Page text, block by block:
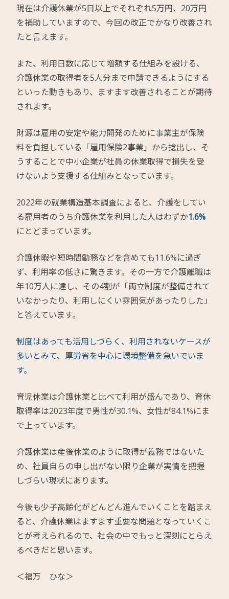
現在は介護休業が5日以上でそれぞれ5万円、20万円
を補助していますので、今回の改正でかなり改善され
たと言えます。
また、利用日数に応じて増額する仕組みを設ける、
介護休業の取得者を5人分まで申請できるようにする
といった動きもあり、ますます改善されることが期待
されます。
財源は雇用の安定や能力開発のために事業主が保険
料を負担している「雇用保険2事業」から捻出し、そ
うすることで中小企業が社員の休業取得で損失を受
けないよう支援する仕組みとなっています。
2022年の就業構造基本調査によると、介護をしてい
る雇用者のうち介護休業を利用した人はわずか1.6%
にとどまっています。
介護休暇や短時間勤務などを含めても11.6%に過ぎ
ず、利用率の低さに驚きます。その一方で介護離職は
年10万人に達し、その4割が「両立制度が整備されて
いなかったり、利用しにくい雰囲気があったりした」
と答えています。
制度はあっても活用しづらく、利用されないケースが
多いとみて、厚労省を中心に環境整備を急いでいま
す。
育児休業は介護休業と比べて利用が盛んであり、育休
取得率は2023年度で男性が30.1%、女性が84.1%にま
で上っています。
介護休業は産後休業のように取得が義務ではないた
め、社員自らの申し出がない限り企業が実情を把握
しづらい現状にあります。
今後も少子高齢化がどんどん進んでいくことを踏まえ
ると、介護休業はますます重要な問題となっていくこ
とが考えられるので、社会の中でもっと深刻にとらえ
るべきだと思います。
＜福万 ひな＞